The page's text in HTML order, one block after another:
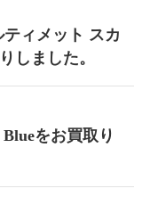
ィメット スカ
しました。
をお買取り